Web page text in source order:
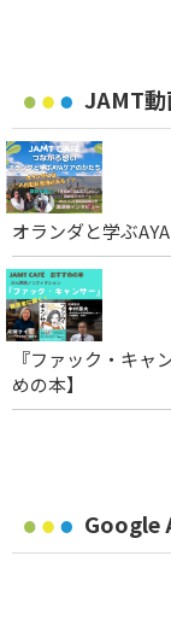
JAMT
オランダと学ぶ
『ファック・キャ
めの本】
Google